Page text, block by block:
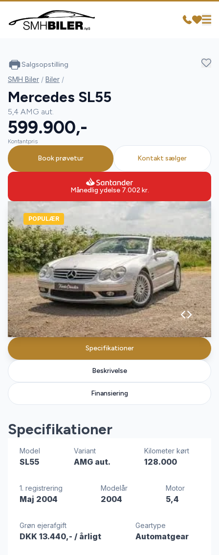
POPULÆR
Specifikationer
Beskrivelse
Finansiering
Specifikationer
Model
SL55
Variant
AMG aut.
Kilometer kørt
128.000
1. registrering
Maj 2004
Modelår
2004
Motor
5,4
Grøn ejerafgift
DKK 13.440,- / årligt
Geartype
Automatgear
Salgsopstilling
SMH Biler / Biler /
Mercedes SL55
5,4 AMG aut.
599.900,-
Kontantpris
Book prøvetur Kontakt sælger
Månedlig ydelse 7.002 kr.